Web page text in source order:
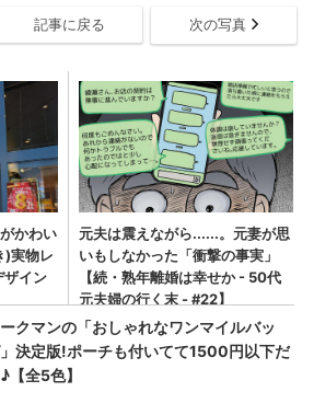
記事に戻る 次の写真